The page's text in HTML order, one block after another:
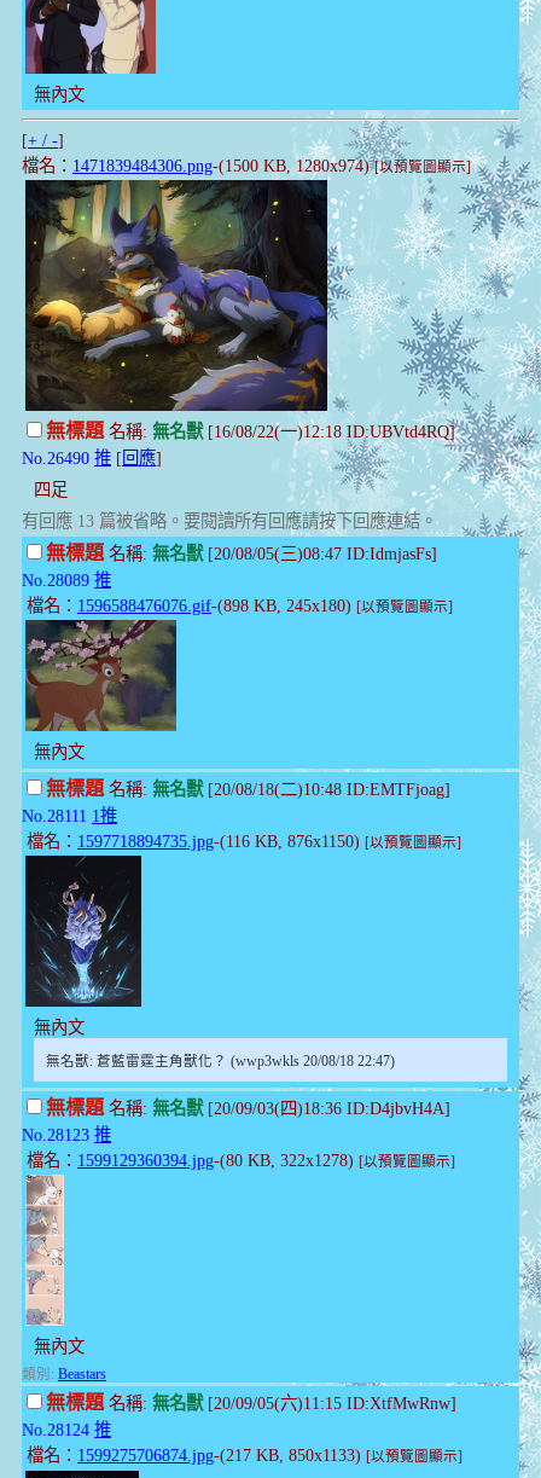
無內文
[+ / -]
檔名： 1471839484306.png-(1500 KB, 1280x974)[以預覽圖顯示]
無標題名稱: 無名獸[16/08/22(一)12:18 ID:UBVtd4RQ]
No.26490 推 [ 回應]
四足
有回應 13 篇被省略。要閱讀所有回應請按下回應連結。
無標題名稱: 無名獸[20/08/05(三)08:47 ID:IdmjasFs]
No.28089 推
檔名： 1596588476076.gif-(898 KB, 245x180) [以預覽圖顯示]
無內文
無標題名稱: 無名獸[20/08/18(二)10:48 ID:EMTFjoag]
No.28111 1推
檔名： 1597718894735.jpg-(116 KB, 876x1150) [以預覽圖顯示]
無內文
無名獸: 蒼藍雷霆主角獸化？ (wwp3wkls 20/08/18 22:47)
無標題名稱: 無名獸[20/09/03(四)18:36 ID:D4jbvH4A]
No.28123 推
檔名： 1599129360394.jpg-(80 KB, 322x1278) [以預覽圖顯示]
無內文
類別: Beastars
無標題名稱: 無名獸[20/09/05(六)11:15 ID:XtfMwRnw]
No.28124 推
檔名： 1599275706874.jpg-(217 KB, 850x1133) [以預覽圖顯示]